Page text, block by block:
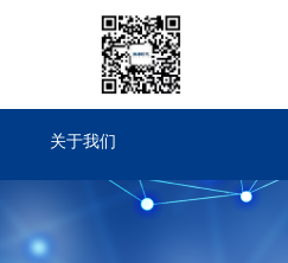
关于我们